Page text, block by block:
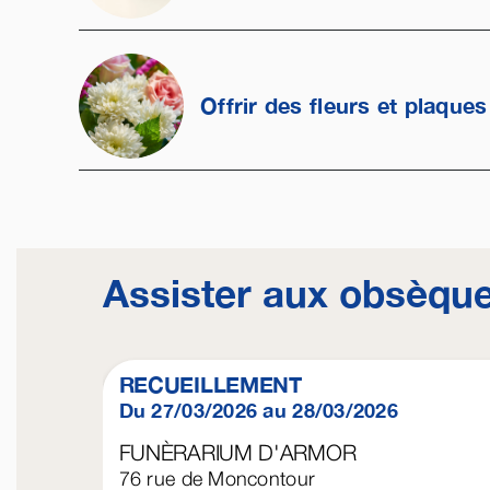
Offrir des fleurs et plaques
Assister aux
RECUEILLEMENT
Du 27/03/2026 au 28/03/2026
FUNÈRARIUM D'ARMOR
76 rue de Moncontour